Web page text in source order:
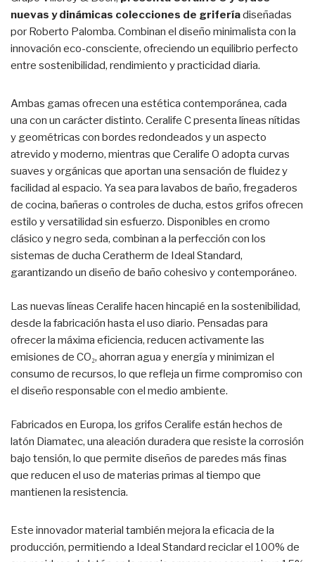
nuevas y dinámicas colecciones de griferíadiseñadas
por Roberto Palomba. Combinan el diseño minimalista con la
innovación eco-consciente, ofreciendo un equilibrio perfecto
entre sostenibilidad, rendimiento y practicidad diaria.
Ambas gamas ofrecen una estética contemporánea, cada
una con un carácter distinto. Ceralife C presenta líneas nítidas
y geométricas con bordes redondeados y un aspecto
atrevido y moderno, mientras que Ceralife O adopta curvas
suaves y orgánicas que aportan una sensación de fluidez y
facilidad al espacio. Ya sea para lavabos de baño, fregaderos
de cocina, bañeras o controles de ducha, estos grifos ofrecen
estilo y versatilidad sin esfuerzo. Disponibles en cromo
clásico y negro seda, combinan a la perfección con los
sistemas de ducha Ceratherm de Ideal Standard,
garantizando un diseño de baño cohesivo y contemporáneo.
Las nuevas líneas Ceralife hacen hincapié en la sostenibilidad,
desde la fabricación hasta el uso diario. Pensadas para
ofrecer la máxima eficiencia, reducen activamente las
emisiones de CO₂, ahorran agua y energía y minimizan el
consumo de recursos, lo que refleja un firme compromiso con
el diseño responsable con el medio ambiente.
Fabricados en Europa, los grifos Ceralife están hechos de
latón Diamatec, una aleación duradera que resiste la corrosión
bajo tensión, lo que permite diseños de paredes más finas
que reducen el uso de materias primas al tiempo que
mantienen la resistencia.
Este innovador material también mejora la eficacia de la
producción, permitiendo a Ideal Standard reciclar el 100% de